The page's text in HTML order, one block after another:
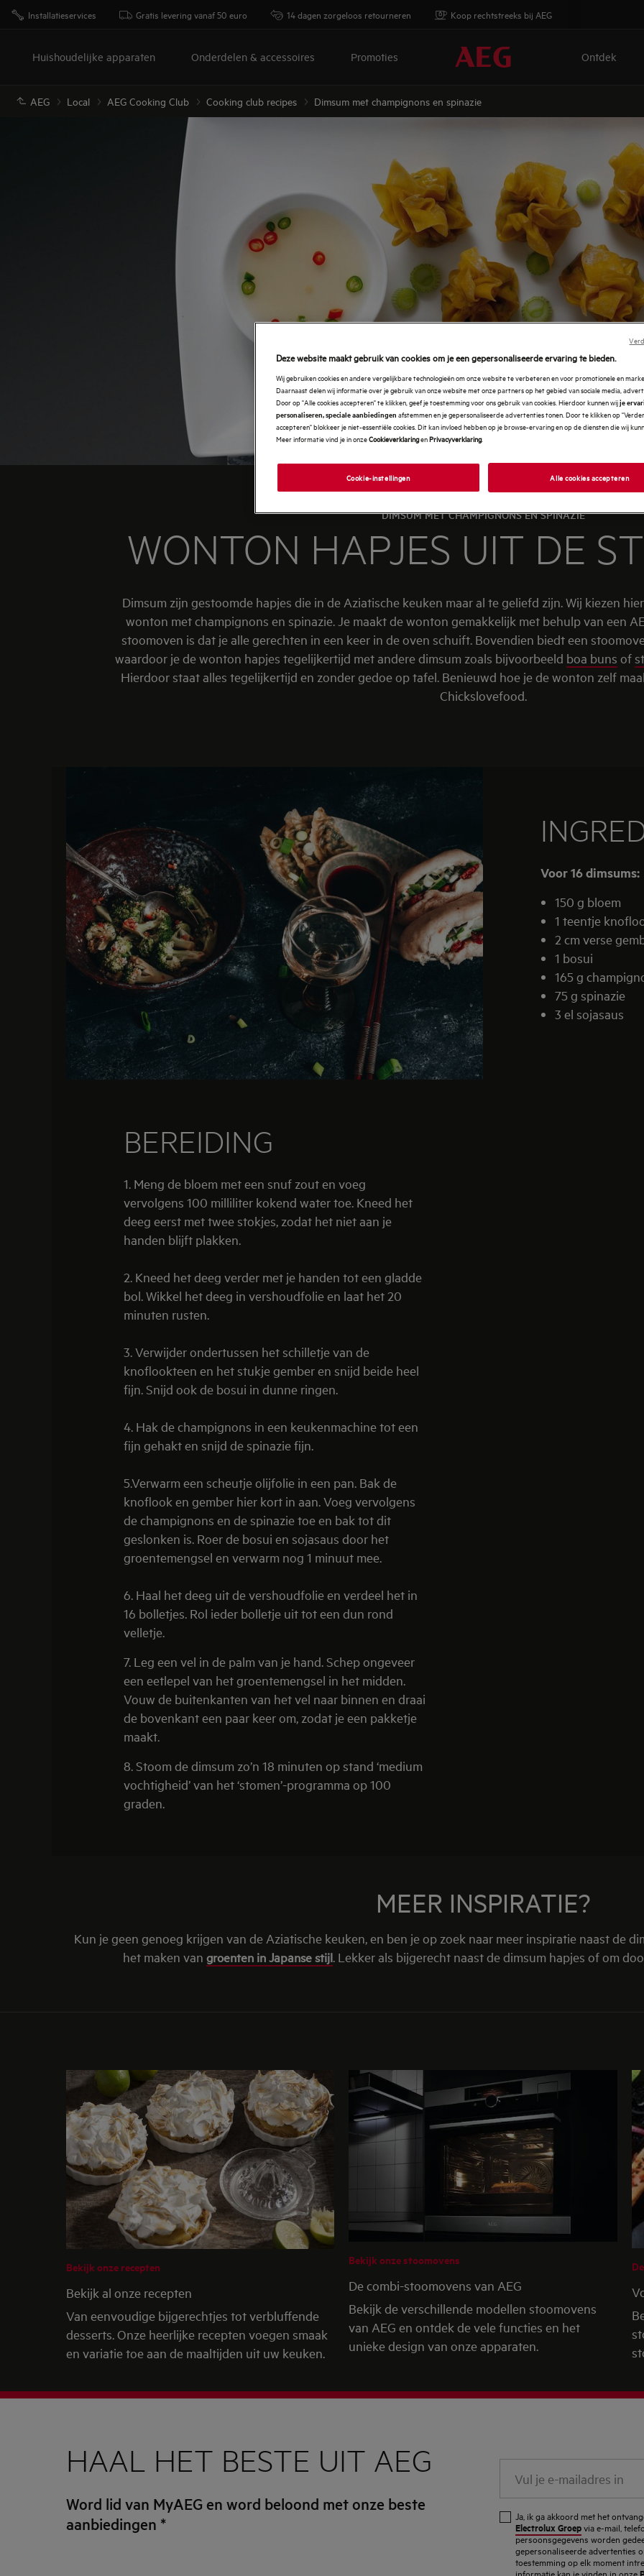
Installatieservices Gratis levering vanaf 50 euro 14 dagen zorgeloos retourneren Koop rechtstreeks bij AEG
Huishoudelijke apparaten Onderdelen & accessoires Promoties Ontdek
AEG Local AEG Cooking Club Cooking club recipes Dimsum met champignons en spinazie
DIMSUM MET CHAMPIGNONS EN SPINAZIE
WONTON HAPJES UIT DE
Dimsum zijn gestoomde hapjes die in de Aziatische keuken maar al te geliefd zijn. Wij kiezen
wonton met champignons en spinazie. Je maakt de wonton gemakkelijk met behulp van een
stoomoven is dat je alle gerechten in een keer in de oven schuift. Bovendien biedt een
waardoor je de wonton hapjes tegelijkertijd met andere dimsum zoals bijvoorbeeld boa buns of
Hierdoor staat alles tegelijkertijd en zonder gedoe op tafel. Benieuwd hoe je de wonton zelf
Chickslovefood.
Voor 16 dimsums:
150 g bloem
1 teentje
2 cm verse
1 bosui
165 g
75 g spinazie
3 el sojasaus
BEREIDING
1. Meng de bloem met een snuf zout en voeg
vervolgens 100 milliliter kokend water toe. Kneed het
deeg eerst met twee stokjes, zodat het niet aan je
handen blijft plakken.
2. Kneed het deeg verder met je handen tot een gladde
bol. Wikkel het deeg in vershoudfolie en laat het 20
minuten rusten.
3. Verwijder ondertussen het schilletje van de
knoflookteen en het stukje gember en snijd beide heel
fijn. Snijd ook de bosui in dunne ringen.
4. Hak de champignons in een keukenmachine tot een
fijn gehakt en snijd de spinazie fijn.
5.Verwarm een scheutje olijfolie in een pan. Bak de
knoflook en gember hier kort in aan. Voeg vervolgens
de champignons en de spinazie toe en bak tot dit
geslonken is. Roer de bosui en sojasaus door het
groentemengsel en verwarm nog 1 minuut mee.
6. Haal het deeg uit de vershoudfolie en verdeel het in
16 bolletjes. Rol ieder bolletje uit tot een dun rond
velletje.
7. Leg een vel in de palm van je hand. Schep ongeveer
een eetlepel van het groentemengsel in het midden.
Vouw de buitenkanten van het vel naar binnen en draai
de bovenkant een paar keer om, zodat je een pakketje
maakt.
8. Stoom de dimsum zo’n 18 minuten op stand ‘medium
vochtigheid’ van het ‘stomen’-programma op 100
graden.
MEER INSPIRATIE?
Kun je geen genoeg krijgen van de Aziatische keuken, en ben je op zoek naar meer inspiratie naast de
het maken van groenten in Japanse stijl. Lekker als bijgerecht naast de dimsum hapjes of om
Bekijk onze recepten
Bekijk al onze recepten
Van eenvoudige bijgerechtjes tot verbluffende
desserts. Onze heerlijke recepten voegen smaak
en variatie toe aan de maaltijden uit uw keuken.
Bekijk onze stoomovens
De combi-stoomovens van AEG
Bekijk de verschillende modellen stoomovens
van AEG en ontdek de vele functies en het
unieke design van onze apparaten.
HAAL HET BESTE UIT AEG
Word lid van MyAEG en word beloond met onze beste
aanbiedingen *
mailadres
Ja, ik ga akkoord met het
Electrolux Groepvia e-mail,
persoonsgegevens worden
gepersonaliseerde advertenties
toestemming op elk moment
informatie kan je vinden in onze
Deze website maakt gebruik van cookies om je een gepersonaliseerde ervaring te bieden.
Wij gebruiken cookies en andere vergelijkbare technologieën om onze website te verbeteren en voor promotionele en
Daarnaast delen wij informatie over je gebruik van onze website met onze partners op het gebied van sociale media,
Door op "Alle cookies accepteren" te klikken, geef je toestemming voor ons gebruik van cookies. Hierdoor kunnen wijje
personaliseren, speciale aanbiedingen afstemmen en je gepersonaliseerde advertenties tonen. Door te klikken op
accepteren" blokkeer je niet-essentiële cookies. Dit kan invloed hebben op je browse-ervaring en op de diensten die wij
Meer informatie vind je in onzeCookieverklaringenPrivacyverklaring.
Cookie-instellingen Alle cookies accepteren